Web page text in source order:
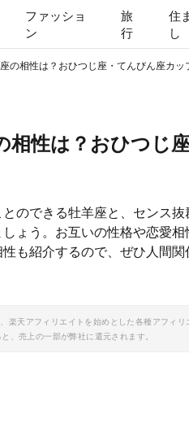
ファッショ
ン
旅
行
住
し
の相性は？おひつじ座・てんびん座カッ
相性は？おひつじ
のできる牡羊座と、センス
ょう。お互いの性格や恋愛相
も紹介するので、ぜひ人間関
楽天アフィリエイトを始めとした各種アフィリ
、売上の一部が弊社に還元されます。